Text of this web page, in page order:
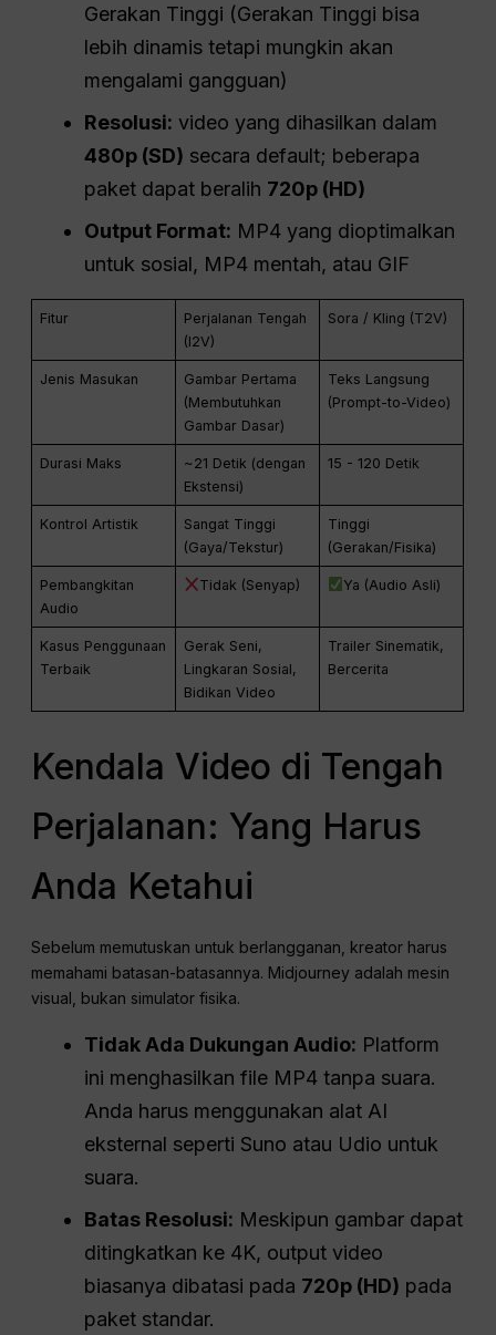
Gerakan Tinggi (Gerakan Tinggi bisa
lebih dinamis tetapi mungkin akan
mengalami gangguan)
Resolusi: video yang dihasilkan dalam
480p (SD) secara default; beberapa
paket dapat beralih 720p (HD)
Output Format: MP4 yang dioptimalkan
untuk sosial, MP4 mentah, atau GIF
Fitur
Perjalanan Tengah
(I2V)
Sora / Kling (T2V)
Jenis Masukan
Gambar Pertama
(Membutuhkan
Gambar Dasar)
Teks Langsung
(Prompt-to-Video)
Durasi Maks
~21 Detik (dengan
Ekstensi)
15 - 120 Detik
Kontrol Artistik
Sangat Tinggi
(Gaya/Tekstur)
Tinggi
(Gerakan/Fisika)
Pembangkitan
Audio
Tidak (Senyap) Ya (Audio Asli)
Kasus Penggunaan
Terbaik
Gerak Seni,
Lingkaran Sosial,
Bidikan Video
Trailer Sinematik,
Bercerita
Kendala Video di Tengah
Perjalanan: Yang Harus
Anda Ketahui
Sebelum memutuskan untuk berlangganan, kreator harus
memahami batasan-batasannya. Midjourney adalah mesin
visual, bukan simulator fisika.
Tidak Ada Dukungan Audio: Platform
ini menghasilkan file MP4 tanpa suara.
Anda harus menggunakan alat AI
eksternal seperti Suno atau Udio untuk
suara.
Batas Resolusi: Meskipun gambar dapat
ditingkatkan ke 4K, output video
biasanya dibatasi pada 720p (HD) pada
paket standar.